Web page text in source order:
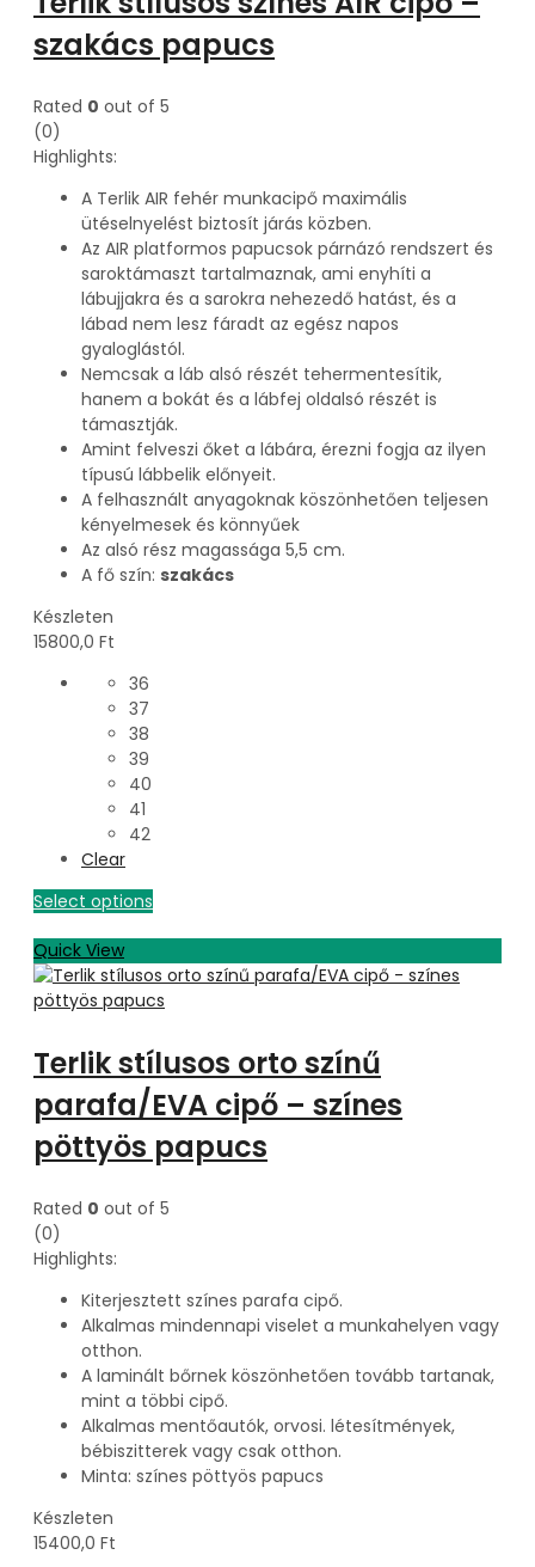
szakács papucs
Rated 0 out of 5
(0)
Highlights:
A Terlik AIR fehér munkacipő maximális
ütéselnyelést biztosít járás közben.
Az AIR platformos papucsok párnázó rendszert és
saroktámaszt tartalmaznak, ami enyhíti a
lábujjakra és a sarokra nehezedő hatást, és a
lábad nem lesz fáradt az egész napos
gyaloglástól.
Nemcsak a láb alsó részét tehermentesítik,
hanem a bokát és a lábfej oldalsó részét is
támasztják.
Amint felveszi őket a lábára, érezni fogja az ilyen
típusú lábbelik előnyeit.
A felhasznált anyagoknak köszönhetően teljesen
kényelmesek és könnyűek
Az alsó rész magassága 5,5 cm.
A fő szín: szakács
Készleten
15800,0 Ft
36
37
38
39
40
41
42
Clear
Select options
Quick View
Terlik stílusos orto színű
parafa/EVA cipő – színes
pöttyös papucs
Rated 0 out of 5
(0)
Highlights:
Kiterjesztett színes parafa cipő.
Alkalmas mindennapi viselet a munkahelyen vagy
otthon.
A laminált bőrnek köszönhetően tovább tartanak,
mint a többi cipő.
Alkalmas mentőautók, orvosi. létesítmények,
bébiszitterek vagy csak otthon.
Minta: színes pöttyös papucs
Készleten
15400,0 Ft